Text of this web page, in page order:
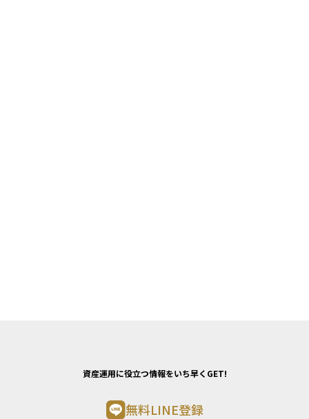
資産運用に役立つ情報をいち早くGET!
無料LINE登録